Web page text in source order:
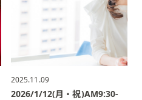
2025.11.09
2026/1/12(月・祝)AM9:30-